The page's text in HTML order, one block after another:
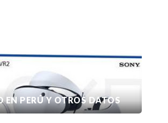
EN PERÚ Y OTROS DATOS